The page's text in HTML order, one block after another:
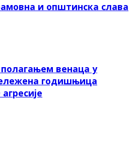
и општинска слава
венаца у
годишњица